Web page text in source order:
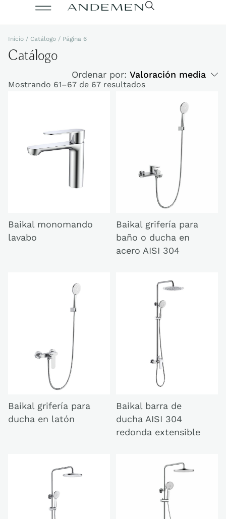
Inicio / Catálogo / Página 6
Catálogo
Ordenar por: Valoración media
Baikal monomando
lavabo
Baikal grifería para
baño o ducha en
acero AISI 304
Baikal grifería para
ducha en latón
Baikal barra de
ducha AISI 304
redonda extensible
Mostrando 61–67 de 67 resultados